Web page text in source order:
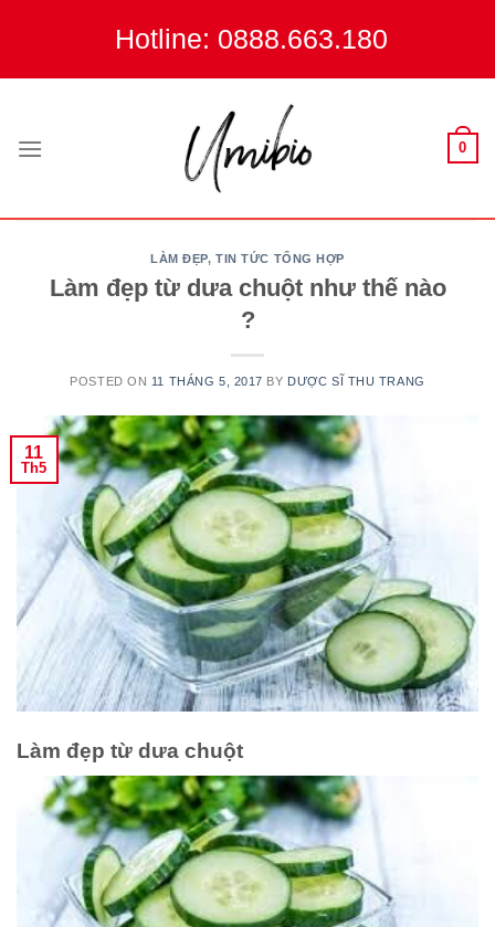
Hotline: 0888.663.180
0
LÀM ĐẸP,TIN TỨC TỔNG HỢP
Làm đẹp từ dưa chuột như thế nào
?
POSTED ON 11 THÁNG 5, 2017 BY DƯỢC SĨ THU TRANG
11
Th5
Làm đẹp từ dưa chuột